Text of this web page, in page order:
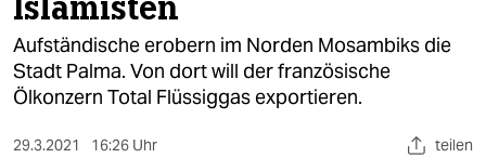
öko
gesellschaft
Aufständische erobern im Norden Mosambiks die
Stadt Palma. Von dort will der französische
Ölkonzern Total Flüssiggas exportieren.
29.3.2021 16:26 Uhr teilen